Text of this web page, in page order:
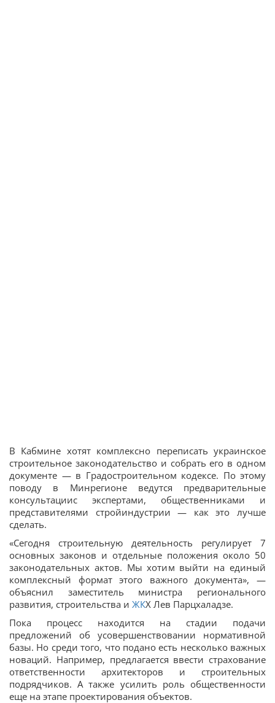
В Кабмине хотят комплексно переписать украинское
строительное законодательство и собрать его в одном
документе — в Градостроительном кодексе. По этому
поводу в Минрегионе ведутся предварительные
консультациис экспертами, общественниками и
представителями стройиндустрии — как это лучше
сделать.
«Сегодня строительную деятельность регулирует 7
основных законов и отдельные положения около 50
законодательных актов. Мы хотим выйти на единый
комплексный формат этого важного документа», —
объяснил заместитель министра регионального
развития, строительства и ЖКХ Лев Парцхаладзе.
Пока процесс находится на стадии подачи
предложений об усовершенствовании нормативной
базы. Но среди того, что подано есть несколько важных
новаций. Например, предлагается ввести страхование
ответственности архитекторов и строительных
подрядчиков. А также усилить роль общественности
еще на этапе проектирования объектов.